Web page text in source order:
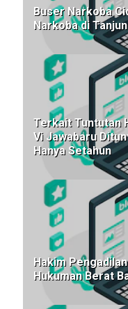
Buser Narkoba
Narkoba di
Terkait Tuntutan
Vi Jawabaru
Hanya Setahun
Hakim
Hukuman Berat